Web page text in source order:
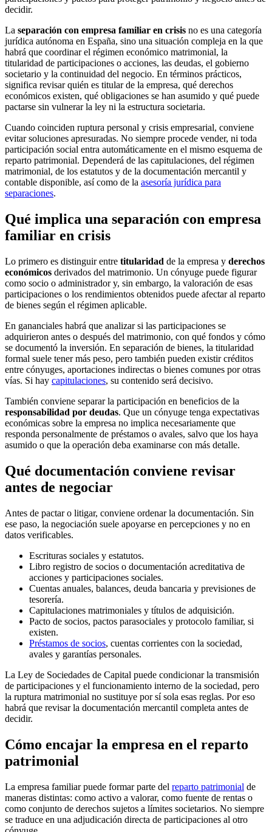
decidir.
La separación con empresa familiar en crisis no es una categoría
jurídica autónoma en España, sino una situación compleja en la que
habrá que coordinar el régimen económico matrimonial, la
titularidad de participaciones o acciones, las deudas, el gobierno
societario y la continuidad del negocio. En términos prácticos,
significa revisar quién es titular de la empresa, qué derechos
económicos existen, qué obligaciones se han asumido y qué puede
pactarse sin vulnerar la ley ni la estructura societaria.
Cuando coinciden ruptura personal y crisis empresarial, conviene
evitar soluciones apresuradas. No siempre procede vender, ni toda
participación social entra automáticamente en el mismo esquema de
reparto patrimonial. Dependerá de las capitulaciones, del régimen
matrimonial, de los estatutos y de la documentación mercantil y
contable disponible, así como de la asesoría jurídica para
separaciones.
Qué implica una separación con empresa
familiar en crisis
Lo primero es distinguir entre titularidad de la empresa y derechos
económicos derivados del matrimonio. Un cónyuge puede figurar
como socio o administrador y, sin embargo, la valoración de esas
participaciones o los rendimientos obtenidos puede afectar al reparto
de bienes según el régimen aplicable.
En gananciales habrá que analizar si las participaciones se
adquirieron antes o después del matrimonio, con qué fondos y cómo
se documentó la inversión. En separación de bienes, la titularidad
formal suele tener más peso, pero también pueden existir créditos
entre cónyuges, aportaciones indirectas o bienes comunes por otras
vías. Si hay capitulaciones, su contenido será decisivo.
También conviene separar la participación en beneficios de la
responsabilidad por deudas. Que un cónyuge tenga expectativas
económicas sobre la empresa no implica necesariamente que
responda personalmente de préstamos o avales, salvo que los haya
asumido o que la operación deba examinarse con más detalle.
Qué documentación conviene revisar
antes de negociar
Antes de pactar o litigar, conviene ordenar la documentación. Sin
ese paso, la negociación suele apoyarse en percepciones y no en
datos verificables.
Escrituras sociales y estatutos.
Libro registro de socios o documentación acreditativa de
acciones y participaciones sociales.
Cuentas anuales, balances, deuda bancaria y previsiones de
tesorería.
Capitulaciones matrimoniales y títulos de adquisición.
Pacto de socios, pactos parasociales y protocolo familiar, si
existen.
Préstamos de socios, cuentas corrientes con la sociedad,
avales y garantías personales.
La Ley de Sociedades de Capital puede condicionar la transmisión
de participaciones y el funcionamiento interno de la sociedad, pero
la ruptura matrimonial no sustituye por sí sola esas reglas. Por eso
habrá que revisar la documentación mercantil completa antes de
decidir.
Cómo encajar la empresa en el reparto
patrimonial
La empresa familiar puede formar parte del reparto patrimonial de
maneras distintas: como activo a valorar, como fuente de rentas o
como conjunto de derechos sujetos a límites societarios. No siempre
se traduce en una adjudicación directa de participaciones al otro